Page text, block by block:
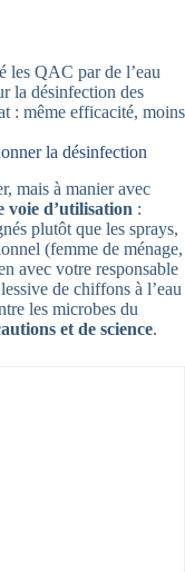
les QAC par de l’eau
la désinfection des
: même efficacité, moins
la désinfection
mais à manier avec
voie d’utilisation :
plutôt que les sprays,
(femme de ménage,
avec votre responsable
de chiffons à l’eau
les microbes du
et de science.